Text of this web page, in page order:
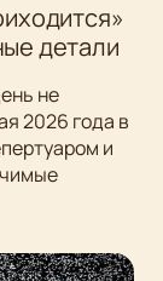
детали
не
2026 года в
и